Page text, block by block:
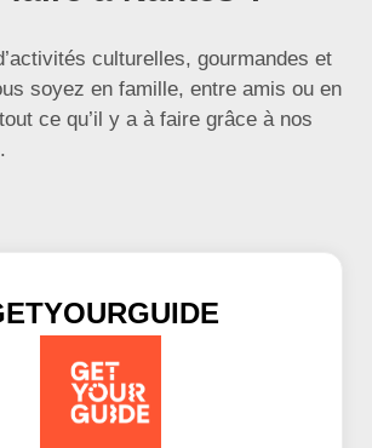
culturelles, gourmandes et
soyez en famille, entre amis ou en
ce qu’il y a à faire grâce à nos